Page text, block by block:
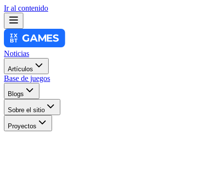
Ir al contenido
Noticias
Artículos
Base de juegos
Blogs
Sobre el sitio
Proyectos